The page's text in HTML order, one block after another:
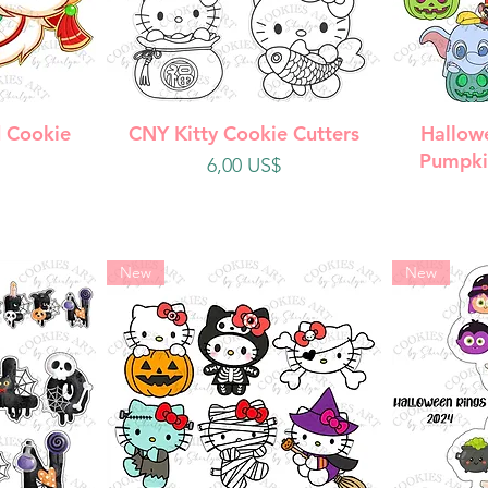
Cookie
Vista rápida
CNY Kitty Cookie Cutters
Precio
6,00 US$
New New